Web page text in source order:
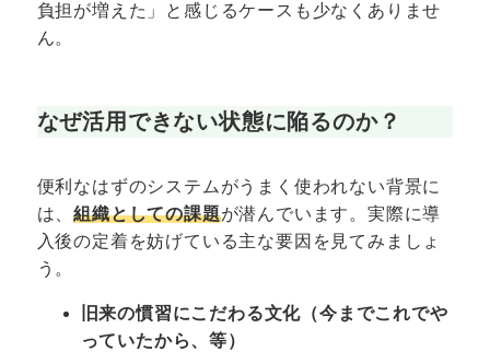
負担が増えた」と感じるケースも少なくありませ
ん。
なぜ活用できない状態に陥るのか？
便利なはずのシステムがうまく使われない背景に
は、組織としての課題が潜んでいます。実際に導
入後の定着を妨げている主な要因を見てみましょ
う。
旧来の慣習にこだわる文化（今までこれでや
っていたから、等）